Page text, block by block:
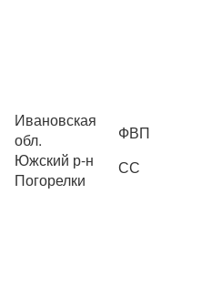
Ивановская
обл.
Южский р-н
Погорелки
ФВП
СС